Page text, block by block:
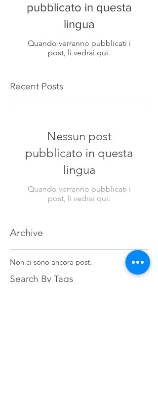
pubblicato in questa
lingua
Quando verranno pubblicati i
post, li vedrai qui.
Recent Posts
Nessun post
pubblicato in questa
lingua
Quando verranno pubblicati i
post, li vedrai qui.
Archive
Non ci sono ancora post.
Search By Tags